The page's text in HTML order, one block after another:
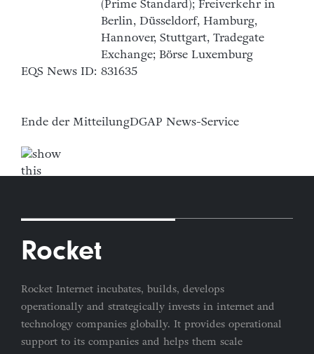
(Prime Standard); Freiverkehr in
Berlin, Düsseldorf, Hamburg,
Hannover, Stuttgart, Tradegate
Exchange; Börse Luxemburg
EQS News ID: 831635
Ende der MitteilungDGAP News-Service
Rocket
Rocket Internet incubates, builds, develops
operationally and strategically invests in internet and
technology companies globally. It provides operational
support to its companies and helps them scale